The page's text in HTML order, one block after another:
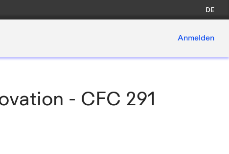
DE
Anmelden
- CFC 291